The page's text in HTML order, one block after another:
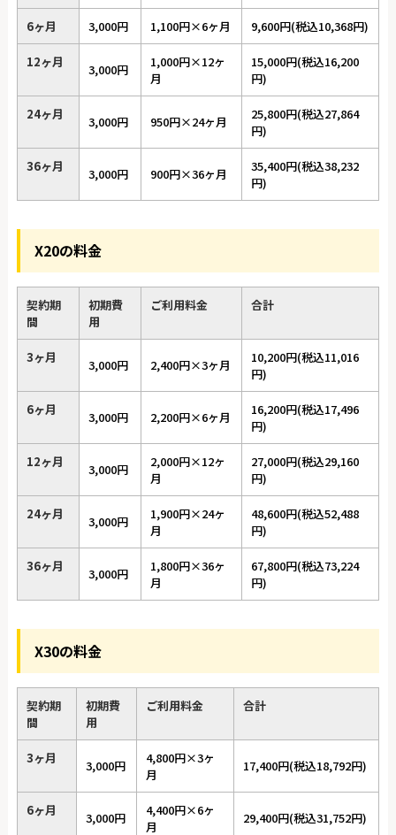
6ヶ月 3,000円 1,100円×6ヶ月 9,600円(税込10,368円)
12ヶ月 3,000円
1,000円×12ヶ
月
15,000円(税込16,200
円)
24ヶ月 3,000円 950円×24ヶ月
25,800円(税込27,864
円)
36ヶ月 3,000円 900円×36ヶ月
35,400円(税込38,232
円)
X20の料金
契約期
間
初期費
用
ご利用料金 合計
3ヶ月 3,000円 2,400円×3ヶ月
10,200円(税込11,016
円)
6ヶ月 3,000円 2,200円×6ヶ月
16,200円(税込17,496
円)
12ヶ月 3,000円
2,000円×12ヶ
月
27,000円(税込29,160
円)
24ヶ月 3,000円
1,900円×24ヶ
月
48,600円(税込52,488
円)
36ヶ月 3,000円
1,800円×36ヶ
月
67,800円(税込73,224
円)
X30の料金
契約期
間
初期費
用
ご利用料金 合計
3ヶ月 3,000円
4,800円×3ヶ
月
17,400円(税込18,792円)
6ヶ月 3,000円
4,400円×6ヶ
月
29,400円(税込31,752円)